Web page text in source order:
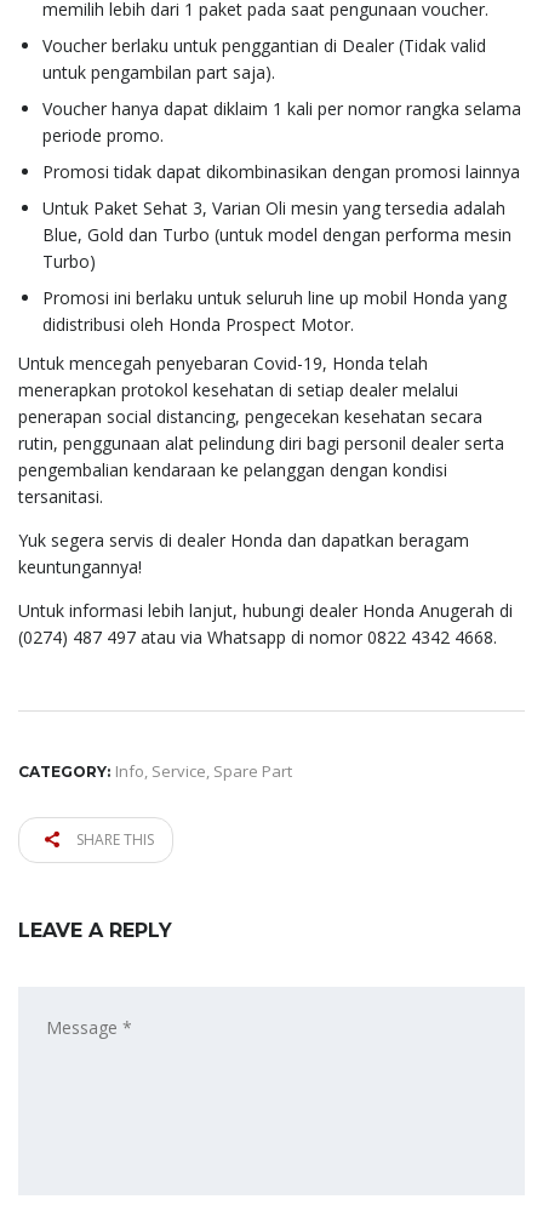
memilih lebih dari 1 paket pada saat pengunaan voucher.
Voucher berlaku untuk penggantian di Dealer (Tidak valid
untuk pengambilan part saja).
Voucher hanya dapat diklaim 1 kali per nomor rangka selama
periode promo.
Promosi tidak dapat dikombinasikan dengan promosi lainnya
Untuk Paket Sehat 3, Varian Oli mesin yang tersedia adalah
Blue, Gold dan Turbo (untuk model dengan performa mesin
Turbo)
Promosi ini berlaku untuk seluruh line up mobil Honda yang
didistribusi oleh Honda Prospect Motor.
Untuk mencegah penyebaran Covid-19, Honda telah
menerapkan protokol kesehatan di setiap dealer melalui
penerapan social distancing, pengecekan kesehatan secara
rutin, penggunaan alat pelindung diri bagi personil dealer serta
pengembalian kendaraan ke pelanggan dengan kondisi
tersanitasi.
Yuk segera servis di dealer Honda dan dapatkan beragam
keuntungannya!
Untuk informasi lebih lanjut, hubungi dealer Honda Anugerah di
(0274) 487 497 atau via Whatsapp di nomor 0822 4342 4668.
CATEGORY: Info, Service, Spare Part
SHARE THIS
LEAVE A REPLY